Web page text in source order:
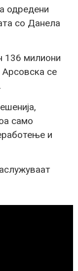
одредени
со Данела
136 милиони
се
само
и